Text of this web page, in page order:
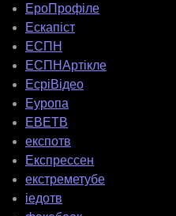
ЕроПрофіле
Ескапіст
ЕСПН
ЕСПНАртікле
ЕсріВідео
Еуропа
ЕВЕТВ
експотв
Експрессен
екстреметубе
іедотв